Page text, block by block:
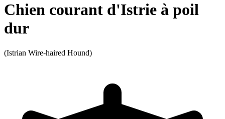
Chien courant d'Istrie à poil
dur
(Istrian Wire-haired Hound)